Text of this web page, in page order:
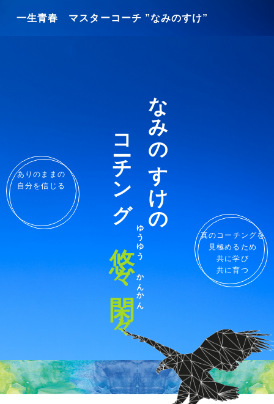
なみのすけの
コーチング
ゆうゆう
閑々 かんかん
ありのままの
自分を信じる
真のコーチングを
見極めるため
共に学び
共に育つ
一生青春 マスターコーチ ”なみのすけ”